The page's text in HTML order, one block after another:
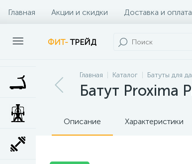
Главная Акции и скидки Доставка и оплата
Наши клиенты Контакты
ФИТ-ТРЕЙД
Главная Каталог Батуты для
Батут Proxima
Описание Характеристики